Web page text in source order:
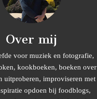
Over mij
voor muziek en fotografie,
kookboeken, boeken over
uitproberen, improviseren met
opdoen bij foodblogs,